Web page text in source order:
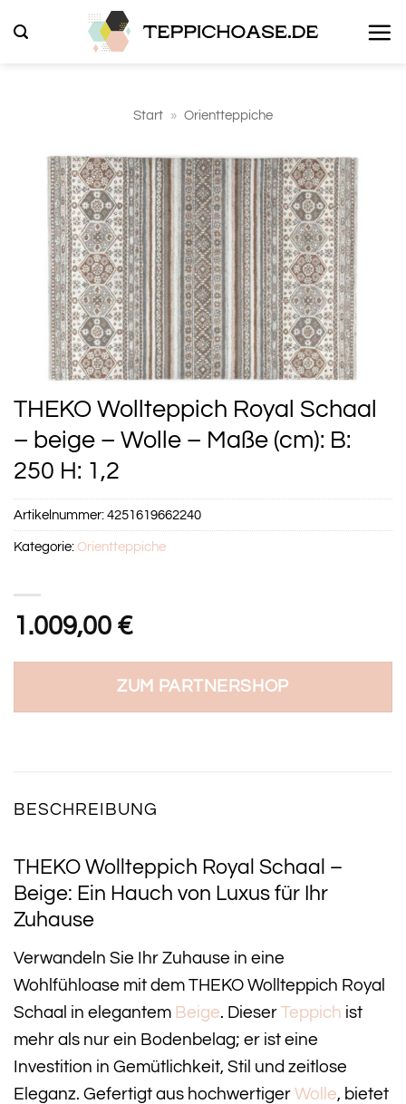
Inhalt
Start » Orientteppiche
THEKO Wollteppich Royal Schaal
– beige – Wolle – Maße (cm): B:
250 H: 1,2
1.009,00 €
ZUM PARTNERSHOP
Artikelnummer:4251619662240
Kategorie:Orientteppiche
BESCHREIBUNG
THEKO Wollteppich Royal Schaal –
Beige: Ein Hauch von Luxus für Ihr
Zuhause
Verwandeln Sie Ihr Zuhause in eine
Wohlfühloase mit dem THEKO Wollteppich Royal
Schaal in elegantem Beige. Dieser Teppich ist
mehr als nur ein Bodenbelag; er ist eine
Investition in Gemütlichkeit, Stil und zeitlose
Eleganz. Gefertigt aus hochwertiger Wolle, bietet